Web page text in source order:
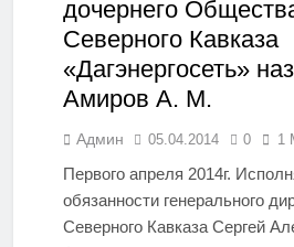
ДАГЕСТАН
дочернего
Северного Кавказа
«Дагэнергосеть»
Амиров А. М.
Админ 05.04.2014 0 1
Первого апреля 2014г.
обязанности генерального
Северного Кавказа Сергей